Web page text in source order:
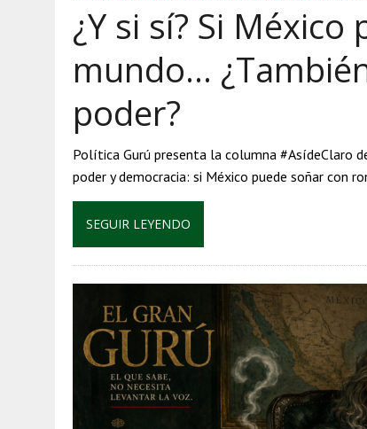
¿Y si sí? Si
mundo…
poder?
Política Gurú presenta la columna #AsídeClaro
poder y democracia: si México puede soñar con
SEGUIR LEYENDO